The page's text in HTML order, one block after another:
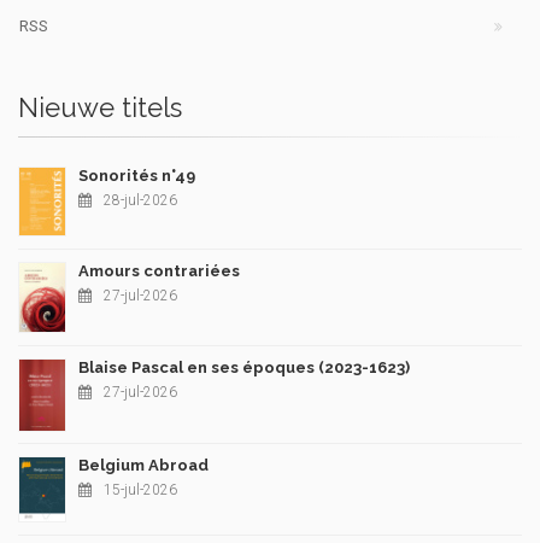
RSS
Nieuwe titels
Sonorités n°49
28-jul-2026
Amours contrariées
27-jul-2026
Blaise Pascal en ses époques (2023-1623)
27-jul-2026
Belgium Abroad
15-jul-2026